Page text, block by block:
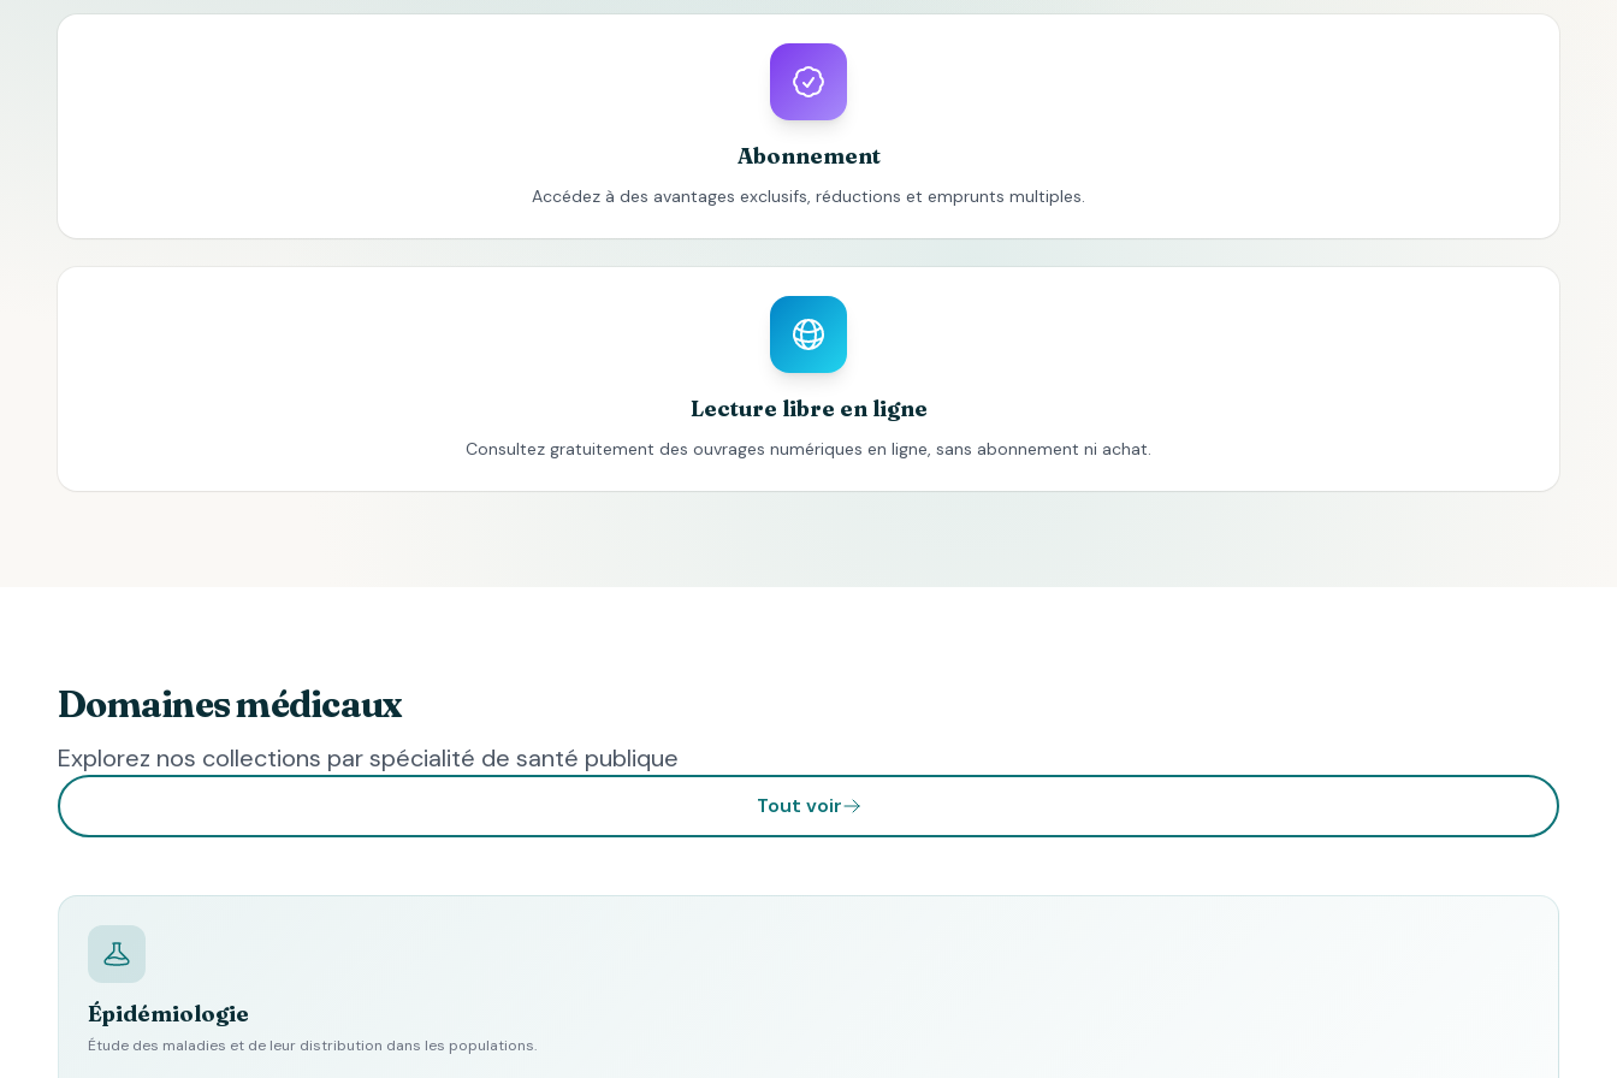
Abonnement
Accédez à des avantages exclusifs, réductions et emprunts multiples.
Lecture libre en ligne
Consultez gratuitement des ouvrages numériques en ligne, sans abonnement ni achat.
Domaines médicaux
Explorez nos collections par spécialité de santé publique
Tout voir
Épidémiologie
Étude des maladies et de leur distribution dans les populations.